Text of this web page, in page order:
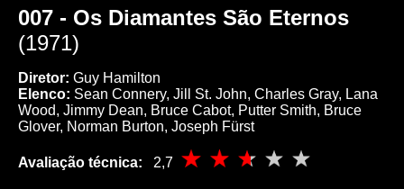
007 - Os Diamantes São Eternos
(1971)
Diretor: Guy Hamilton
Elenco: Sean Connery, Jill St. John, Charles Gray, Lana
Wood, Jimmy Dean, Bruce Cabot, Putter Smith, Bruce
Glover, Norman Burton, Joseph Fürst
Avaliação técnica: 2,7